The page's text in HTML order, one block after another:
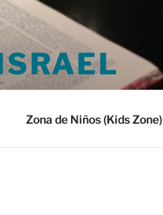
Zona de Niños (Kids Zone)